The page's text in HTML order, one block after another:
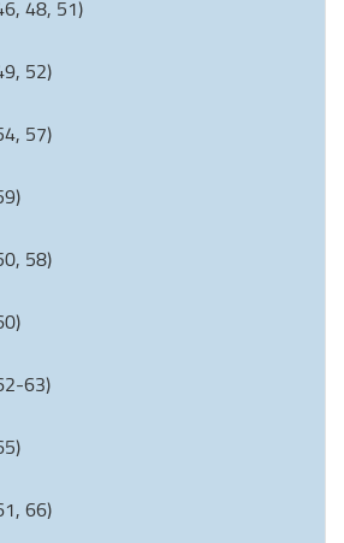
48, 51)
52)
57)
58)
63)
66)